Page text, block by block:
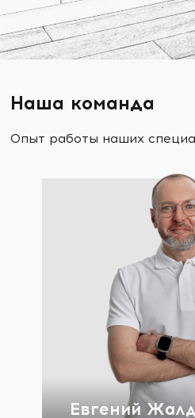
Наша команда
Опыт работы наших
Евгений